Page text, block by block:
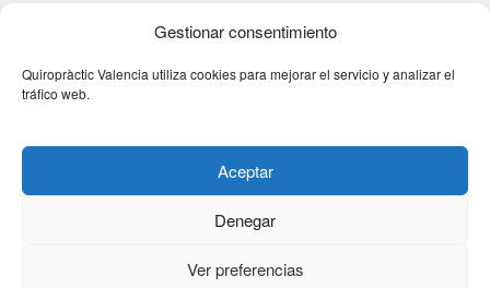
Gestionar consentimiento
Quiropràctic Valencia utiliza cookies para mejorar el servicio y analizar el
tráfico web.
Aceptar
Denegar
Ver preferencias
Quiropráctica
Sin categoría
© 2026 Quiropractic Valencia